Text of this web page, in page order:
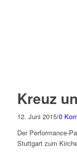
Kreuz
12. Juni 2015/0
Der Performance-
Stuttgart zum